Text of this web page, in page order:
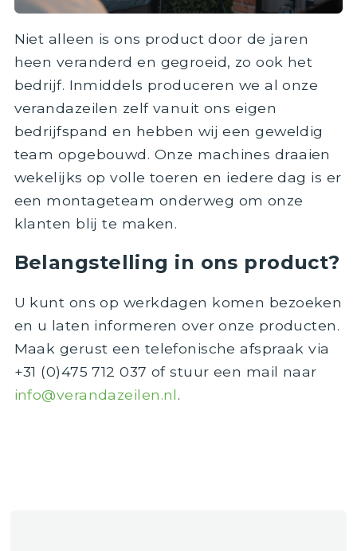
Niet alleen is ons product door de jaren
heen veranderd en gegroeid, zo ook het
bedrijf. Inmiddels produceren we al onze
verandazeilen zelf vanuit ons eigen
bedrijfspand en hebben wij een geweldig
team opgebouwd. Onze machines draaien
wekelijks op volle toeren en iedere dag is er
een montageteam onderweg om onze
klanten blij te maken.
Belangstelling in ons product?
U kunt ons op werkdagen komen bezoeken
en u laten informeren over onze producten.
Maak gerust een telefonische afspraak via
+31 (0)475 712 037 of stuur een mail naar
info@verandazeilen.nl.